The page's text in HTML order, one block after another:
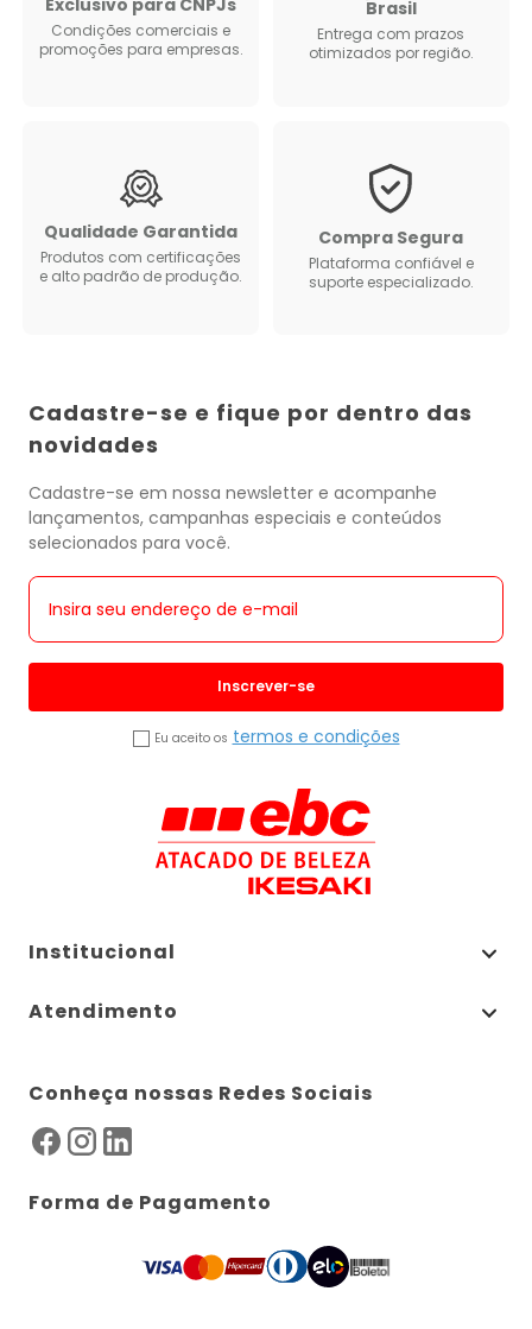
Exclusivo para CNPJs
Condições comerciais e
promoções para empresas.
Brasil
Entrega com prazos
otimizados por região.
Qualidade Garantida
Produtos com certificações
e alto padrão de produção.
Compra Segura
Plataforma confiável e
suporte especializado.
Cadastre-se e fique por dentro das
novidades
Cadastre-se em nossa newsletter e acompanhe
lançamentos, campanhas especiais e conteúdos
selecionados para você.
Inscrever-se
Eu aceito os termos e condições
Institucional
Atendimento
Conheça nossas Redes Sociais
Forma de Pagamento